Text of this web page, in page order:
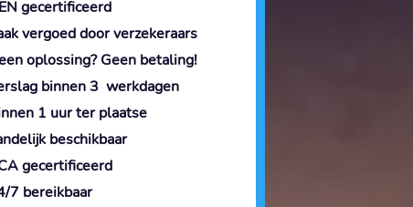
gecertificeerd
vergoed door verzekeraars
oplossing? Geen betaling!
binnen 3 werkdagen
1 uur ter plaatse
beschikbaar
gecertificeerd
7 bereikbaar